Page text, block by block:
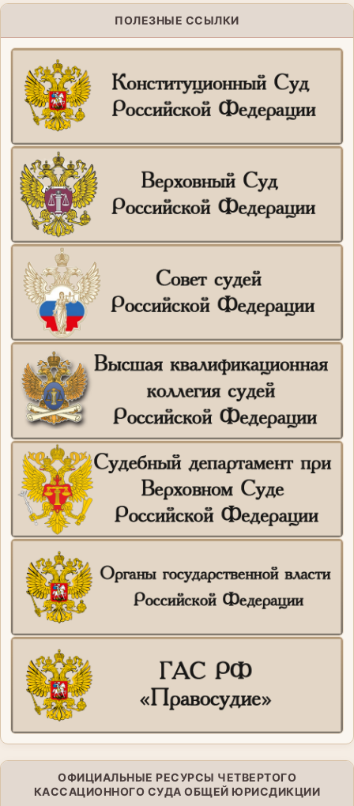
ПОЛЕЗНЫЕ ССЫЛКИ
ОФИЦИАЛЬНЫЕ РЕСУРСЫ ЧЕТВЕРТОГО
КАССАЦИОННОГО СУДА ОБЩЕЙ ЮРИСДИКЦИИ